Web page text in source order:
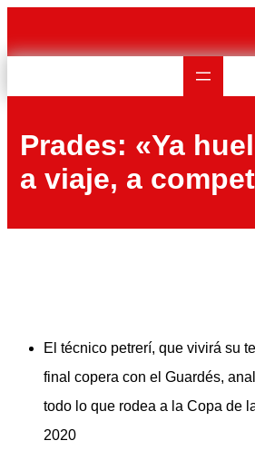
contenido
Prades: «Ya
a viaje, a
El técnico petrerí, que vivirá su
final copera con el Guardés,
todo lo que rodea a la Copa de
2020